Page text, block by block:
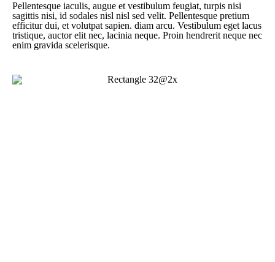
Pellentesque iaculis, augue et vestibulum feugiat, turpis nisi
sagittis nisi, id sodales nisl nisl sed velit. Pellentesque pretium
efficitur dui, et volutpat sapien. diam arcu. Vestibulum eget lacus
tristique, auctor elit nec, lacinia neque. Proin hendrerit neque nec
enim gravida scelerisque.